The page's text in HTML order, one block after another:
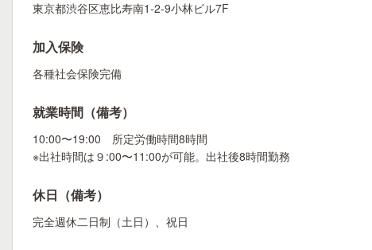
東京都渋谷区恵比寿南1-2-9小林ビル7F
加入保険
各種社会保険完備
就業時間（備考）
10:00〜19:00 所定労働時間8時間
※出社時間は９:00〜11:00が可能。出社後8時間勤務
休日（備考）
完全週休二日制（土日）、祝日